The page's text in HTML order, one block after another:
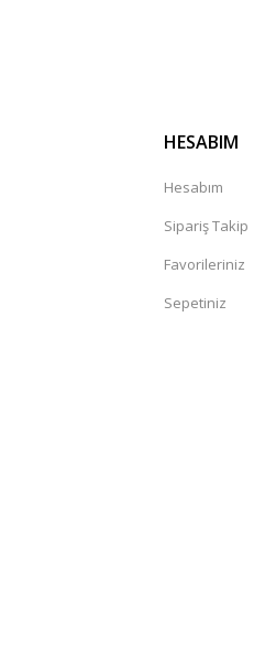
HESABIM
Hesabım
Sipariş Takip
Favorileriniz
Sepetiniz